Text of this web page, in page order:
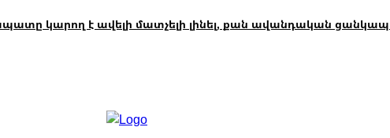
կարող է ավելի մատչելի լինել, քան ավանդական